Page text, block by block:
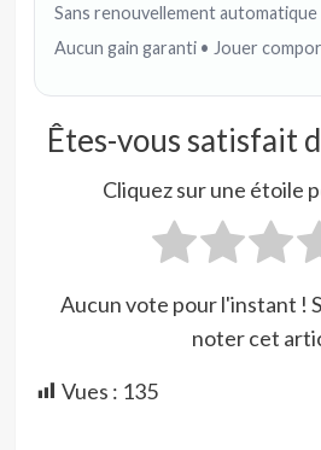
Sans renouvellement automatique
Aucun gain garanti • Jouer
Êtes-vous satisfait
Cliquez sur une étoile
Aucun vote pour l'instant !
noter cet
Vues : 135